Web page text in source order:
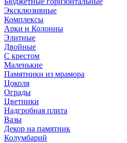
Эксклюзивные
Комплексы
Арки и Колонны
Элитные
Двойные
С крестом
Маленькие
Памятники из мрамора
Цоколя
Ограды
Цветники
Надгробная плита
Вазы
Декор на памятник
Колумбарий